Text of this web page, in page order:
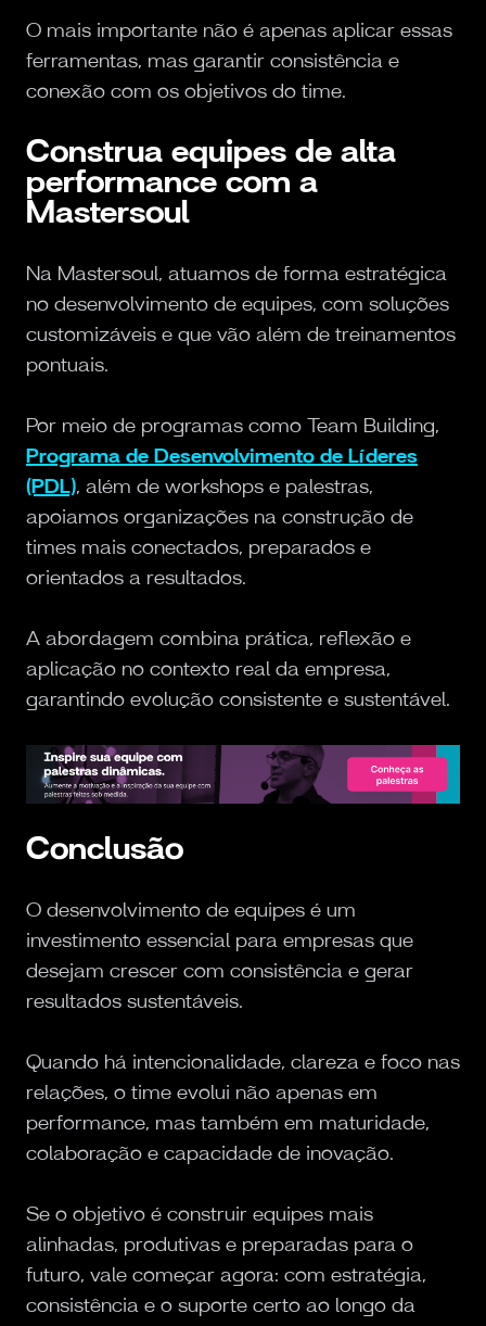
O mais importante não é apenas aplicar essas
ferramentas, mas garantir consistência e
conexão com os objetivos do time.
Construa equipes de alta
performance com a
Mastersoul
Na Mastersoul, atuamos de forma estratégica
no desenvolvimento de equipes, com soluções
customizáveis e que vão além de treinamentos
pontuais.
Por meio de programas como Team Building,
Programa de Desenvolvimento de Líderes
(PDL), além de workshops e palestras,
apoiamos organizações na construção de
times mais conectados, preparados e
orientados a resultados.
A abordagem combina prática, reflexão e
aplicação no contexto real da empresa,
garantindo evolução consistente e sustentável.
Conclusão
O desenvolvimento de equipes é um
investimento essencial para empresas que
desejam crescer com consistência e gerar
resultados sustentáveis.
Quando há intencionalidade, clareza e foco nas
relações, o time evolui não apenas em
performance, mas também em maturidade,
colaboração e capacidade de inovação.
Se o objetivo é construir equipes mais
alinhadas, produtivas e preparadas para o
futuro, vale começar agora: com estratégia,
consistência e o suporte certo ao longo da